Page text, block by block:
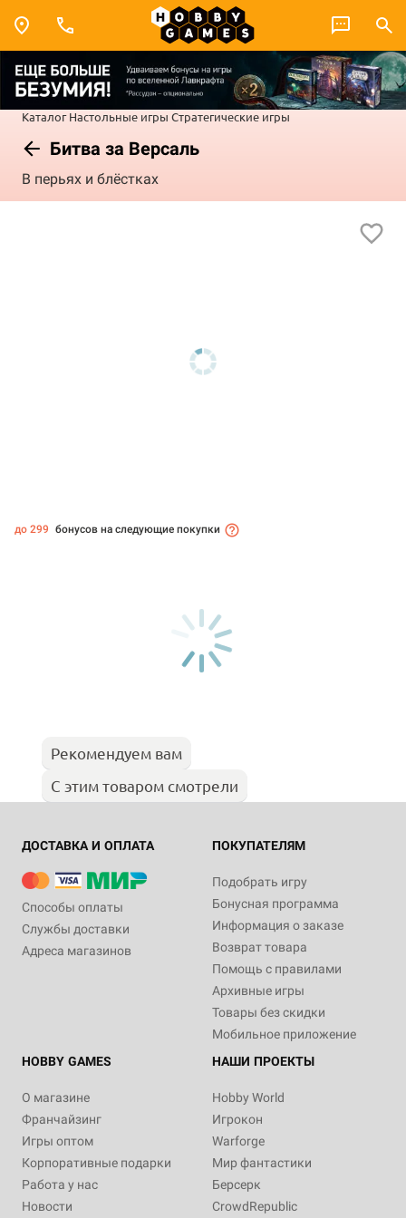
Каталог Настольные игры Стратегические игры
Битва за Версаль
В перьях и блёстках
до 299 бонусов на следующие покупки
Рекомендуем вам
С этим товаром смотрели
ДОСТАВКА И ОПЛАТА
Способы оплаты
Службы доставки
Адреса магазинов
ПОКУПАТЕЛЯМ
Подобрать игру
Бонусная программа
Информация о заказе
Возврат товара
Помощь с правилами
Архивные игры
Товары без скидки
Мобильное приложение
HOBBY GAMES
О магазине
Франчайзинг
Игры оптом
Корпоративные подарки
Работа у нас
Новости
НАШИ ПРОЕКТЫ
Hobby World
Игрокон
Warforge
Мир фантастики
Берсерк
CrowdRepublic